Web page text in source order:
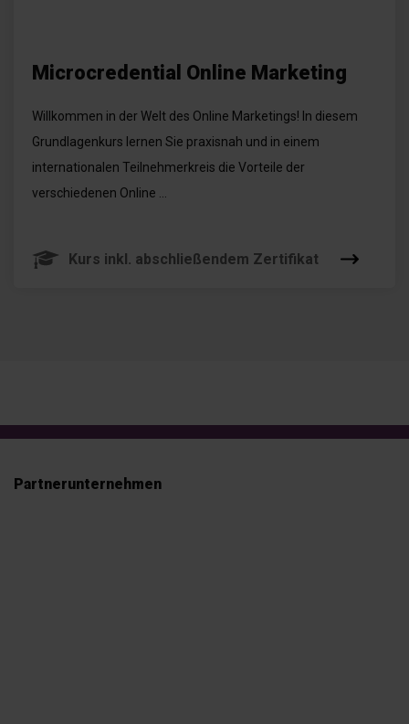
Microcredential Online Marketing
Willkommen in der Welt des Online Marketings! In diesem
Grundlagenkurs lernen Sie praxisnah und in einem
internationalen Teilnehmerkreis die Vorteile der
verschiedenen Online ...
Kurs inkl. abschließendem Zertifikat
Partnerunternehmen